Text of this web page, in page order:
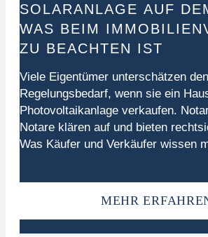
SOLARANLAGE AUF
WAS BEIM
ZU BEACHTEN IST
Viele Eigentümer unterschätzen den
Regelungsbedarf, wenn sie ein
Photovoltaikanlage verkaufen.
Notare klären auf und bieten
Was Käufer und Verkäufer wissen
dieser Anlage, wenn das Haus
MEHR